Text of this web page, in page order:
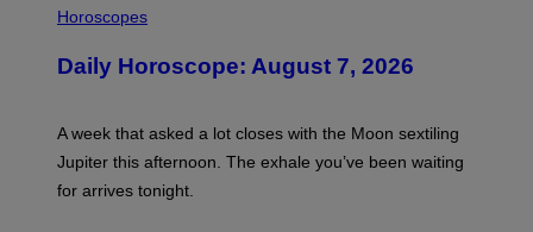
L
S
T
I
N
Horoscopes
Daily Horoscope: August 7, 2026
A week that asked a lot closes with the Moon sextiling
Jupiter this afternoon. The exhale you’ve been waiting
for arrives tonight.